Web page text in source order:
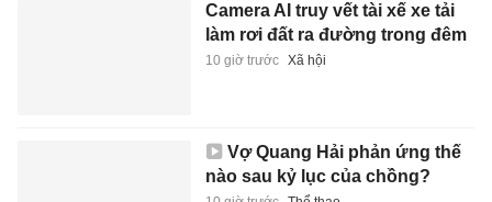
Camera AI truy vết tài xế xe tải
làm rơi đất ra đường trong đêm
10 giờ trước Xã hội
Vợ Quang Hải phản ứng thế
nào sau kỷ lục của chồng?